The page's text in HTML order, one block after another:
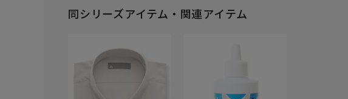
同シリーズアイテム・関連アイテム